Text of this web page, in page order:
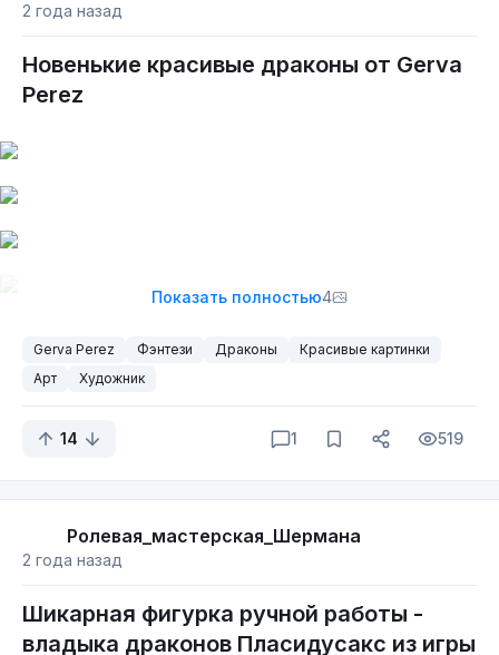
2 года назад
Новенькие красивые драконы от Gerva
Perez
Показать полностью4
Gerva Perez Фэнтези Драконы
Красивые картинки
Арт
Художник
14 1 519
Ролевая_мастерская_Шермана
2 года назад
Шикарная фигурка ручной работы -
владыка драконов Пласидусакс из игры